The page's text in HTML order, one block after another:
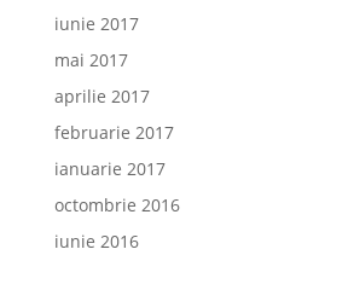
iunie 2017
mai 2017
aprilie 2017
februarie 2017
ianuarie 2017
octombrie 2016
iunie 2016